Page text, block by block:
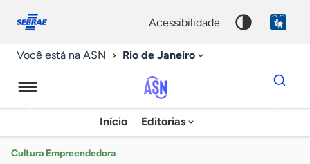
conosco
acessibilidade
Você está na ASN Rio de Janeiro
Agência
Sebrae
Início Editorias
Dados
para
chave
Cultura Empreendedora